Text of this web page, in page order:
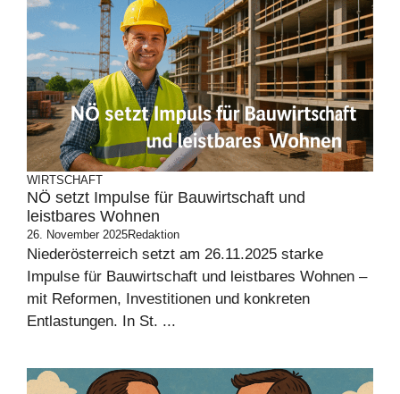
WIRTSCHAFT
NÖ setzt Impulse für Bauwirtschaft und
leistbares Wohnen
26. November 2025Redaktion
Niederösterreich setzt am 26.11.2025 starke
Impulse für Bauwirtschaft und leistbares Wohnen –
mit Reformen, Investitionen und konkreten
Entlastungen. In St. ...